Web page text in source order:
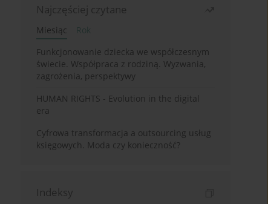
Najczęściej czytane
Miesiąc
Rok
Funkcjonowanie dziecka we współczesnym
świecie. Współpraca z rodziną. Wyzwania,
zagrożenia, perspektywy
HUMAN RIGHTS - Evolution in the digital
era
Cyfrowa transformacja a outsourcing usług
księgowych. Moda czy konieczność?
Indeksy